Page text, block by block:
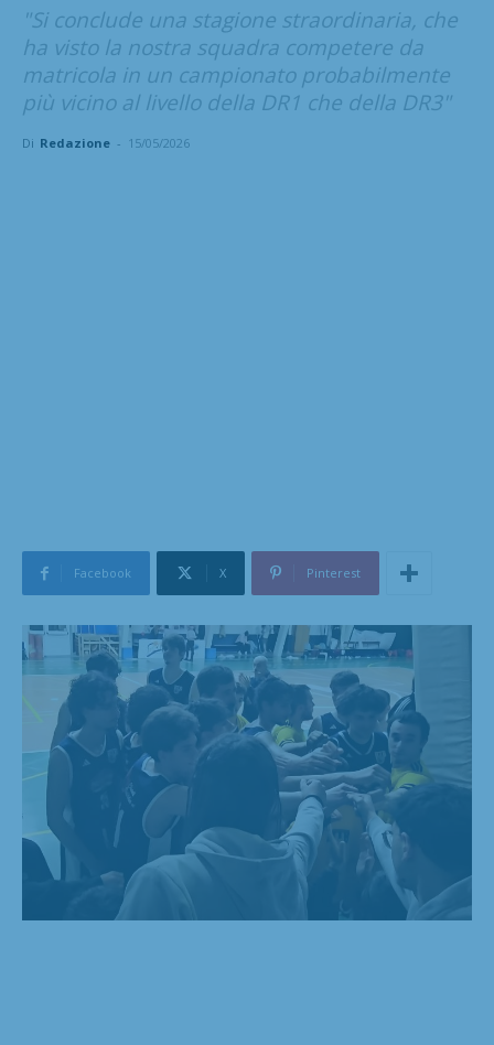
"Si conclude una stagione straordinaria, che
ha visto la nostra squadra competere da
matricola in un campionato probabilmente
più vicino al livello della DR1 che della DR3"
Di Redazione - 15/05/2026
Facebook X Pinterest